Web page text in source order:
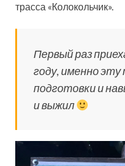
трасса «Колокольчик».
Первый раз
году, именно эту
подготовки и
и выжил